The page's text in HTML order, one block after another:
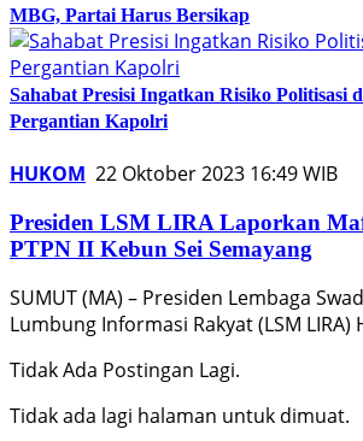
MBG, Partai Harus Bersikap
Sahabat Presisi Ingatkan Risiko Politisasi
Pergantian Kapolri
HUKOM 22 Oktober 2023 16:49 WIB
Presiden LSM LIRA Laporkan
PTPN II Kebun Sei Semayang
SUMUT (MA) – Presiden Lembaga
Lumbung Informasi Rakyat (LSM LIRA)
Tidak Ada Postingan Lagi.
Tidak ada lagi halaman untuk dimuat.